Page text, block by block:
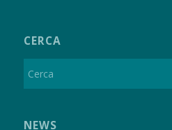
CERCA
NEWS